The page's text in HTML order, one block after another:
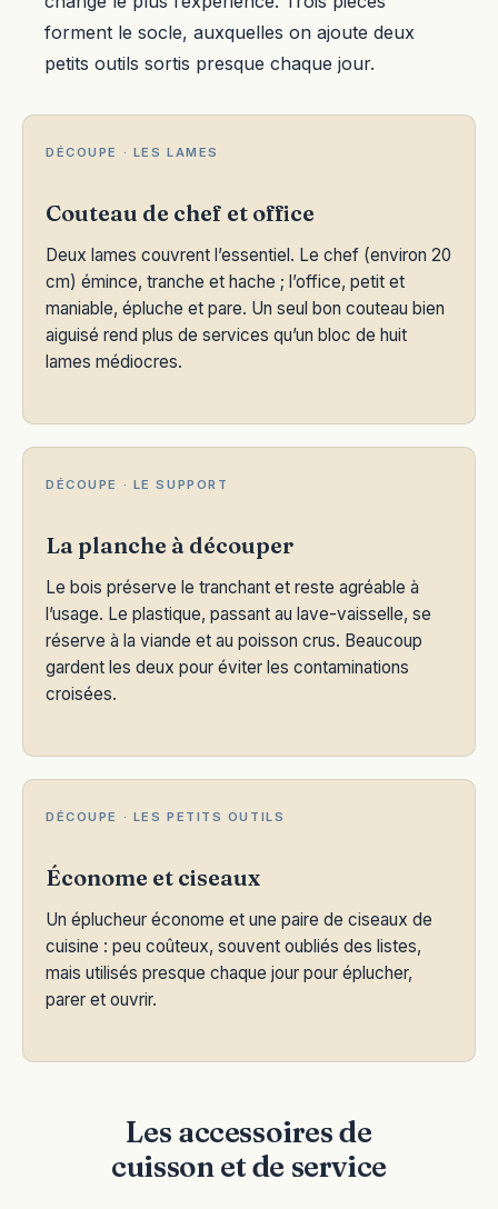
forment le socle, auxquelles on ajoute deux
petits outils sortis presque chaque jour.
DÉCOUPE · LES LAMES
Couteau de chef et office
Deux lames couvrent l’essentiel. Le chef (environ 20
cm) émince, tranche et hache ; l’office, petit et
maniable, épluche et pare. Un seul bon couteau bien
aiguisé rend plus de services qu’un bloc de huit
lames médiocres.
DÉCOUPE · LE SUPPORT
La planche à découper
Le bois préserve le tranchant et reste agréable à
l’usage. Le plastique, passant au lave-vaisselle, se
réserve à la viande et au poisson crus. Beaucoup
gardent les deux pour éviter les contaminations
croisées.
DÉCOUPE · LES PETITS OUTILS
Économe et ciseaux
Un éplucheur économe et une paire de ciseaux de
cuisine : peu coûteux, souvent oubliés des listes,
mais utilisés presque chaque jour pour éplucher,
parer et ouvrir.
Les accessoires de
cuisson et de service